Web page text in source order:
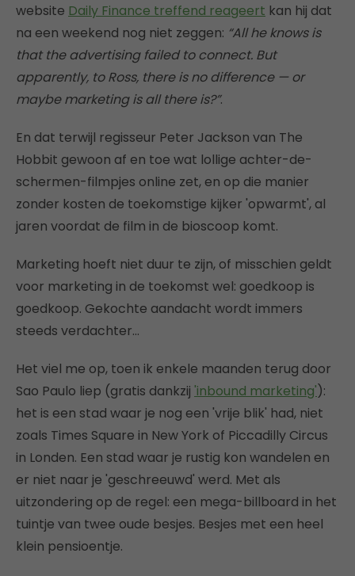
website Daily Finance treffend reageert kan hij dat
na een weekend nog niet zeggen: “All he knows is
that the advertising failed to connect. But
apparently, to Ross, there is no difference — or
maybe marketing is all there is?”.
En dat terwijl regisseur Peter Jackson van The
Hobbit gewoon af en toe wat lollige achter-de-
schermen-filmpjes online zet, en op die manier
zonder kosten de toekomstige kijker 'opwarmt', al
jaren voordat de film in de bioscoop komt.
Marketing hoeft niet duur te zijn, of misschien geldt
voor marketing in de toekomst wel: goedkoop is
goedkoop. Gekochte aandacht wordt immers
steeds verdachter…
Het viel me op, toen ik enkele maanden terug door
Sao Paulo liep (gratis dankzij 'inbound marketing'):
het is een stad waar je nog een 'vrije blik' had, niet
zoals Times Square in New York of Piccadilly Circus
in Londen. Een stad waar je rustig kon wandelen en
er niet naar je 'geschreeuwd' werd. Met als
uitzondering op de regel: een mega-billboard in het
tuintje van twee oude besjes. Besjes met een heel
klein pensioentje.